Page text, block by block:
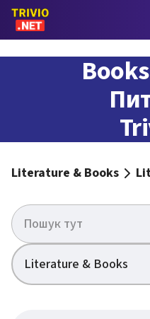
Literature & Books
Literature & Books